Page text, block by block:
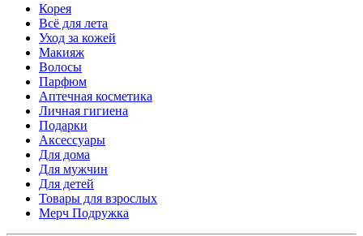
Корея
Всё для лета
Уход за кожей
Макияж
Волосы
Парфюм
Аптечная косметика
Личная гигиена
Подарки
Аксессуары
Для дома
Для мужчин
Для детей
Товары для взрослых
Мерч Подружка